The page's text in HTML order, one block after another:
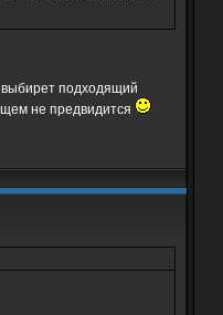
выбирет подходящий
не предвидится